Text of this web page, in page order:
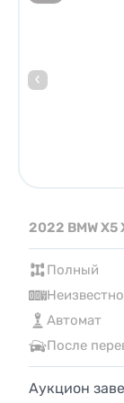
2022 BMW X5
Полный
Неизвестно
Автомат
После
Аукцион